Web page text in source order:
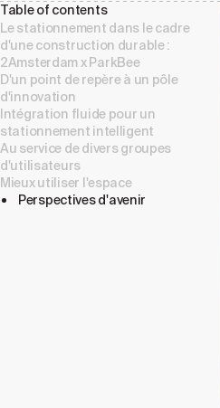
Table of contents
Le stationnement dans le cadre
d'une construction durable :
2Amsterdam x ParkBee
D'un point de repère à un pôle
d'innovation
Intégration fluide pour un
stationnement intelligent
Au service de divers groupes
d'utilisateurs
Mieux utiliser l'espace
Perspectives d'avenir